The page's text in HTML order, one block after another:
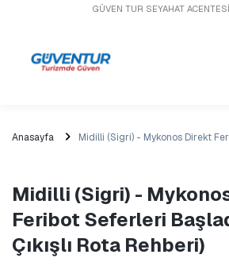
GÜVEN TUR SEYAHAT
Anasayfa Midilli (Sigri) - Mykonos Direkt
Midilli (Sigri) -
Feribot Seferleri
Çıkışlı Rota Rehberi)